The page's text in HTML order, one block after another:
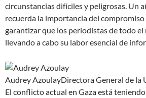
circunstancias difíciles y peligrosas. Un
recuerda la importancia del
garantizar que los periodistas de todo
llevando a cabo su labor esencial de
Audrey AzoulayDirectora General de la
El conflicto actual en Gaza está